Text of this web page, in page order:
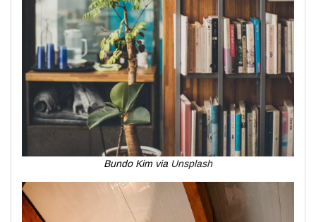
Bundo Kim via Unsplash